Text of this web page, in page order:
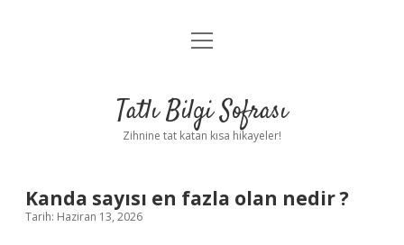
Anasayfa
Yasal Uyarı
menüyü
Tatlı Bilgi Sofrası
Zihnine tat katan kısa hikayeler!
Kanda sayısı en fazla olan nedir ?
Tarih: Haziran 13, 2026